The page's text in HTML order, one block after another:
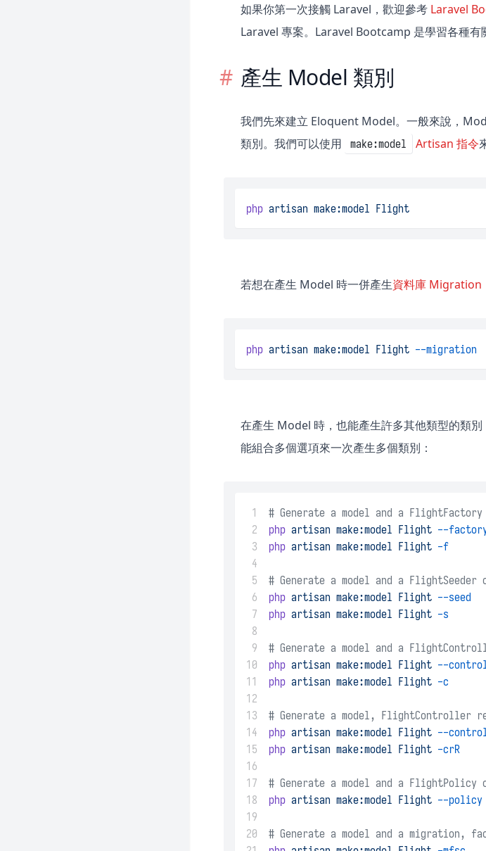
如果你第一次接觸 Laravel，歡迎參考 Laravel
Laravel 專案。Laravel Bootcamp 是學習各種有
產生 Model 類別
我們先來建立 Eloquent Model。一般來說，
類別。我們可以使用 make:model Artisan 指令
php artisan make:model Flight
若想在產生 Model 時一併產生資料庫 Migration
php artisan make:model Flight --migration
在產生 Model 時，也能產生許多其他類型的類
能組合多個選項來一次產生多個類別：
1
# Generate a model and a
2
php artisan make:model Flight --
3
php artisan make:model Flight -f
4
5
# Generate a model and a
6
php artisan make:model Flight --seed
7
php artisan make:model Flight -s
8
9
# Generate a model and a
10
php artisan make:model Flight --
11
php artisan make:model Flight -c
12
13
# Generate a model, FlightController
14
php artisan make:model Flight --
15
php artisan make:model Flight -crR
16
17
# Generate a model and a
18
php artisan make:model Flight --policy
19
20
# Generate a model and a migration,